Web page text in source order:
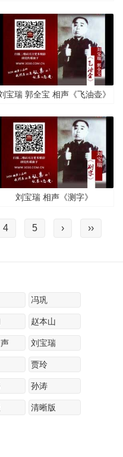
宝瑞 郭全宝 相声《飞油壶》
刘宝瑞 相声《测字》
4 5 › ››
冯巩
赵本山
刘宝瑞
贾玲
孙涛
清晰版